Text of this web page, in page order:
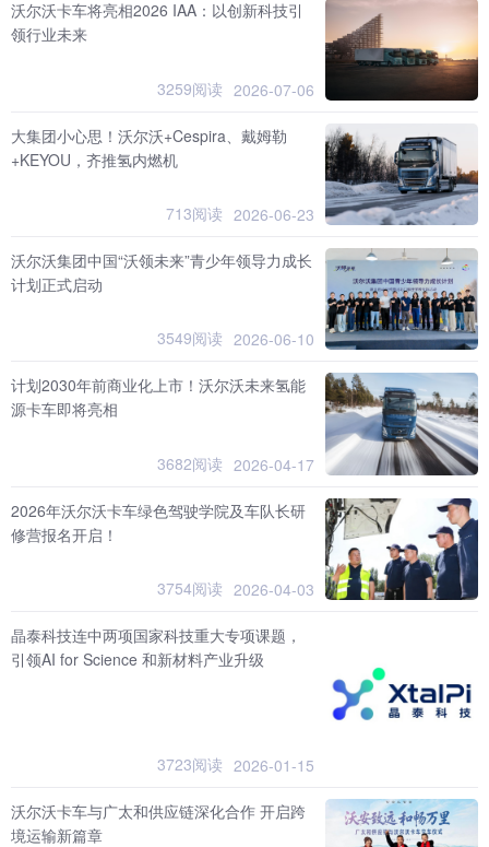
沃尔沃卡车将亮相2026 IAA：以创新科技引
领行业未来
3259阅读 2026-07-06
大集团小心思！沃尔沃+Cespira、戴姆勒
+KEYOU，齐推氢内燃机
713阅读 2026-06-23
沃尔沃集团中国“沃领未来”青少年领导力成长
计划正式启动
3549阅读 2026-06-10
计划2030年前商业化上市！沃尔沃未来氢能
源卡车即将亮相
3682阅读 2026-04-17
2026年沃尔沃卡车绿色驾驶学院及车队长研
修营报名开启！
3754阅读 2026-04-03
晶泰科技连中两项国家科技重大专项课题，
引领AI for Science 和新材料产业升级
3723阅读 2026-01-15
沃尔沃卡车与广太和供应链深化合作 开启跨
境运输新篇章